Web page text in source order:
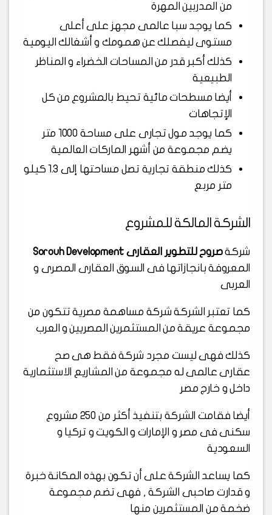
من المدربين المهرة
كما يوجد سبا عالمى مجهز على أعلى
مستوى ليفصلك عن همومك و أشغالك اليومية
كذلك أكبر قدر من المساحات الخضراء و المناظر
الطبيعية
أيضا مسطحات مائية تحيط بالمشروع من كل
الإتجاهات
كما يوجد مول تجارى على مساحة 1000 متر
يضم مجموعة من أشهر الماركات العالمية
كذلك منطقة تجارية تصل مساحتها إلى 1.3 كيلو
متر مربع
الشركة المالكة للمشروع
شركةصروح للتطوير العقارى Sorouh Development
المعروفة بانجازاتها فى السوق العقارى المصرى و
العربى
كما تعتبر الشركة شركة مساهمة مصرية تتكون من
مجموعة عريقة من المستثمرين المصريين و العرب
كذلك فهى ليست مجرد شركة فقط هى صح
عقارى عالمى له مجموعة من المشاريع الاستثمارية
داخل و خارج مصر
أيضا فقامت الشركة بتنفيذ أكثر من 250 مشروع
سكنى فى مصر و الإمارات و الكويت و تركيا و
السعودية
كما يساعد الشركة على أن تكون بهذه المكانة خبرة
و قدارت صاحبى الشركة , فهى تضم مجموعة
ضخمة من المستثمرين منها